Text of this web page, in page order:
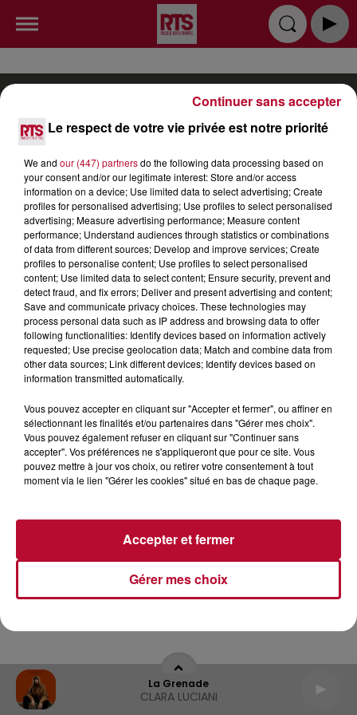
La Grenade
CLARA LUCIANI
RADIO INFOS PODCAST
TOP INDÉ CKOI CE TITRE ? SORTIR
JEUX PUBLICITÉ CONTACT
Gestion des cookies Mentions Légales (CGU)
Plan du site
Le respect de votre vie privée est notre priorité
We and our (447) partnersdo the following data processing based on
your consent and/or our legitimate interest: Store and/or access
information on a device; Use limited data to select advertising; Create
profiles for personalised advertising; Use profiles to select personalised
advertising; Measure advertising performance; Measure content
performance; Understand audiences through statistics or combinations
of data from different sources; Develop and improve services; Create
profiles to personalise content; Use profiles to select personalised
content; Use limited data to select content; Ensure security, prevent and
detect fraud, and fix errors; Deliver and present advertising and content;
Save and communicate privacy choices. These technologies may
process personal data such as IP address and browsing data to offer
following functionalities: Identify devices based on information actively
requested; Use precise geolocation data; Match and combine data from
other data sources; Link different devices; Identify devices based on
information transmitted automatically.
Vous pouvez accepter en cliquant sur "Accepter et fermer", ou affiner en
sélectionnant les finalités et/ou partenaires dans "Gérer mes choix".
Vous pouvez également refuser en cliquant sur "Continuer sans
accepter". Vos préférences ne s'appliqueront que pour ce site. Vous
pouvez mettre à jour vos choix, ou retirer votre consentement à tout
moment via le lien "Gérer les cookies" situé en bas de chaque page.
Gérer mes choix
Accepter et fermer
Continuer sans accepter